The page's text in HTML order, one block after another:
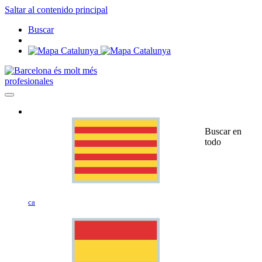
Saltar al contenido principal
Buscar
profesionales
ca
Buscar en
todo